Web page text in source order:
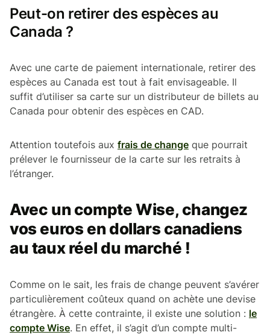
Peut-on retirer des espèces au
Canada ?
Avec une carte de paiement internationale, retirer des
espèces au Canada est tout à fait envisageable. Il
suffit d’utiliser sa carte sur un distributeur de billets au
Canada pour obtenir des espèces en CAD.
Attention toutefois aux frais de change que pourrait
prélever le fournisseur de la carte sur les retraits à
l’étranger.
Avec un compte Wise, changez
vos euros en dollars canadiens
au taux réel du marché !
Comme on le sait, les frais de change peuvent s’avérer
particulièrement coûteux quand on achète une devise
étrangère. À cette contrainte, il existe une solution : le
compte Wise. En effet, il s’agit d’un compte multi-